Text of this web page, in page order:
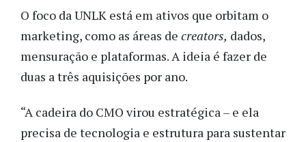
O foco da UNLK está em ativos que orbitam o
marketing, como as áreas de creators, dados,
mensuração e plataformas. A ideia é fazer de
duas a três aquisições por ano.
“A cadeira do CMO virou estratégica – e ela
precisa de tecnologia e estrutura para sustentar